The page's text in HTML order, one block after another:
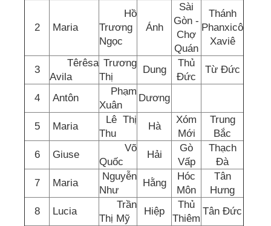
2 Maria
Hồ
Trương
Ngọc
Ánh
Sài
Gòn -
Chợ
Quán
Thánh
Phanxicô
Xaviê
3
Têrêsa
Avila
Trương
Thị
Dung
Thủ
Đức
Từ Đức
4 Antôn
Phạm
Xuân
Dương
5 Maria
Lê Thị
Thu
Hà
Xóm
Mới
Trung
Bắc
6
Giuse
Võ
Quốc
Hải
Gò
Vấp
Thạch
Đà
7
Maria
Nguyễn
Như
Hằng
Hóc
Môn
Tân
Hưng
8
Lucia
Trần
Thị Mỹ
Hiệp
Thủ
Thiêm
Tân Đức